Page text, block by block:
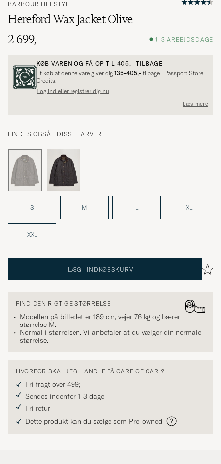
BARBOUR LIFESTYLE
Hereford Wax Jacket Olive
2 699,-
1-3 ARBEJDSDAGE
KØB VAREN OG FÅ OP TIL 405,- TILBAGE
Et køb af denne vare giver dig 135-405,- tilbage i Passport Store
Credits.
Log ind eller registrer dig nu
Læs mere
FINDES OGSÅ I DISSE FARVER
S M L XL
XXL
LÆG I INDKØBSKURV
FIND DEN RIGTIGE STØRRELSE
Modellen på billedet er 189 cm, vejer 76 kg og bærer
størrelse M.
Normal i størrelsen. Vi anbefaler at du vælger din normale
størrelse.
HVORFOR SKAL JEG HANDLE PÅ CARE OF CARL?
Fri fragt over 499;-
Sendes indenfor 1-3 dage
Fri retur
Dette produkt kan du sælge som Pre-owned